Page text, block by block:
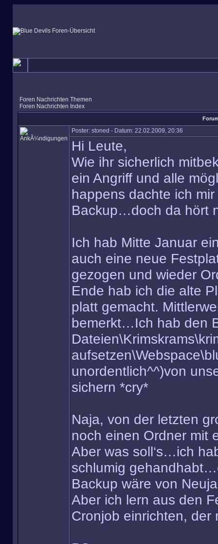
Foren Nachrichten Themen
Foren Nachrichten Index
Poster: stoned - Datum: 22.02.2009, 20:36
Hi Leute,
Wie ihr sicherlich
ein Angriff und alle
happens dachte ich
Backup…doch da hört
Ich hab Mitte Januar
auch eine neue
gezogen und wieder
Ende hab ich die alte
platt gemacht.
bemerkt…Ich hab den
unordentlich^^)von
sichern *cry*
Naja, von der letzten
noch einen Ordner mit
Aber was soll‘s…ich
schlumig
Backup wäre von
Aber ich lern aus den
Cronjob einrichten, der